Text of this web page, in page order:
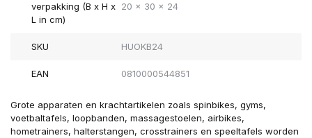
verpakking (B x H x
L in cm)
20 x 30 x 24
SKU HUOKB24
EAN 0810000544851
Grote apparaten en krachtartikelen zoals spinbikes, gyms,
voetbaltafels, loopbanden, massagestoelen, airbikes,
hometrainers, halterstangen, crosstrainers en speeltafels worden